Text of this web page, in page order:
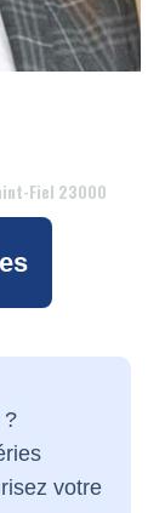
Fiel 23000
?
votre